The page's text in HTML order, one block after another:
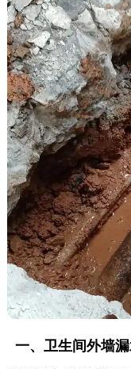
一、卫生间外墙